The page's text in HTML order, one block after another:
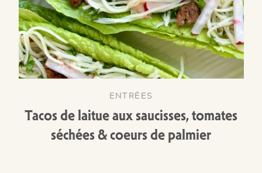
ENTRÉES
Tacos de laitue aux saucisses, tomates
séchées & coeurs de palmier